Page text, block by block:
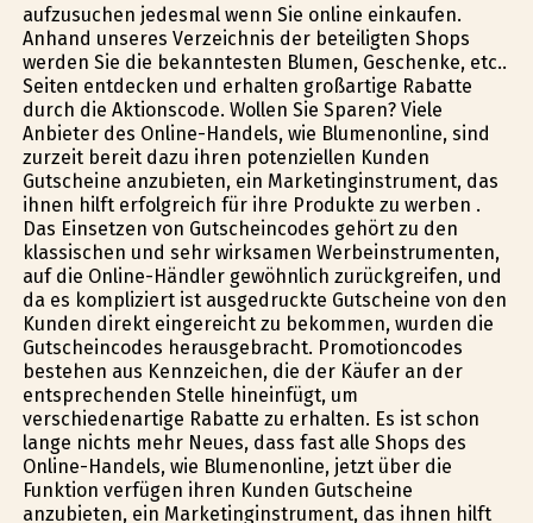
aufzusuchen jedesmal wenn Sie online einkaufen.
Anhand unseres Verzeichnis der beteiligten Shops
werden Sie die bekanntesten Blumen, Geschenke, etc..
Seiten entdecken und erhalten großartige Rabatte
durch die Aktionscode. Wollen Sie Sparen? Viele
Anbieter des Online-Handels, wie Blumenonline, sind
zurzeit bereit dazu ihren potenziellen Kunden
Gutscheine anzubieten, ein Marketinginstrument, das
ihnen hilft erfolgreich für ihre Produkte zu werben .
Das Einsetzen von Gutscheincodes gehört zu den
klassischen und sehr wirksamen Werbeinstrumenten,
auf die Online-Händler gewöhnlich zurückgreifen, und
da es kompliziert ist ausgedruckte Gutscheine von den
Kunden direkt eingereicht zu bekommen, wurden die
Gutscheincodes herausgebracht. Promotioncodes
bestehen aus Kennzeichen, die der Käufer an der
entsprechenden Stelle hineinfügt, um
verschiedenartige Rabatte zu erhalten. Es ist schon
lange nichts mehr Neues, dass fast alle Shops des
Online-Handels, wie Blumenonline, jetzt über die
Funktion verfügen ihren Kunden Gutscheine
anzubieten, ein Marketinginstrument, das ihnen hilft